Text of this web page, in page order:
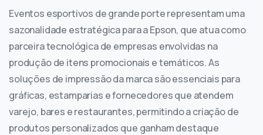
Eventos esportivos de grande porte representam uma
sazonalidade estratégica para a Epson, que atua como
parceira tecnológica de empresas envolvidas na
produção de itens promocionais e temáticos. As
soluções de impressão da marca são essenciais para
gráficas, estamparias e fornecedores que atendem
varejo, bares e restaurantes, permitindo a criação de
produtos personalizados que ganham destaque